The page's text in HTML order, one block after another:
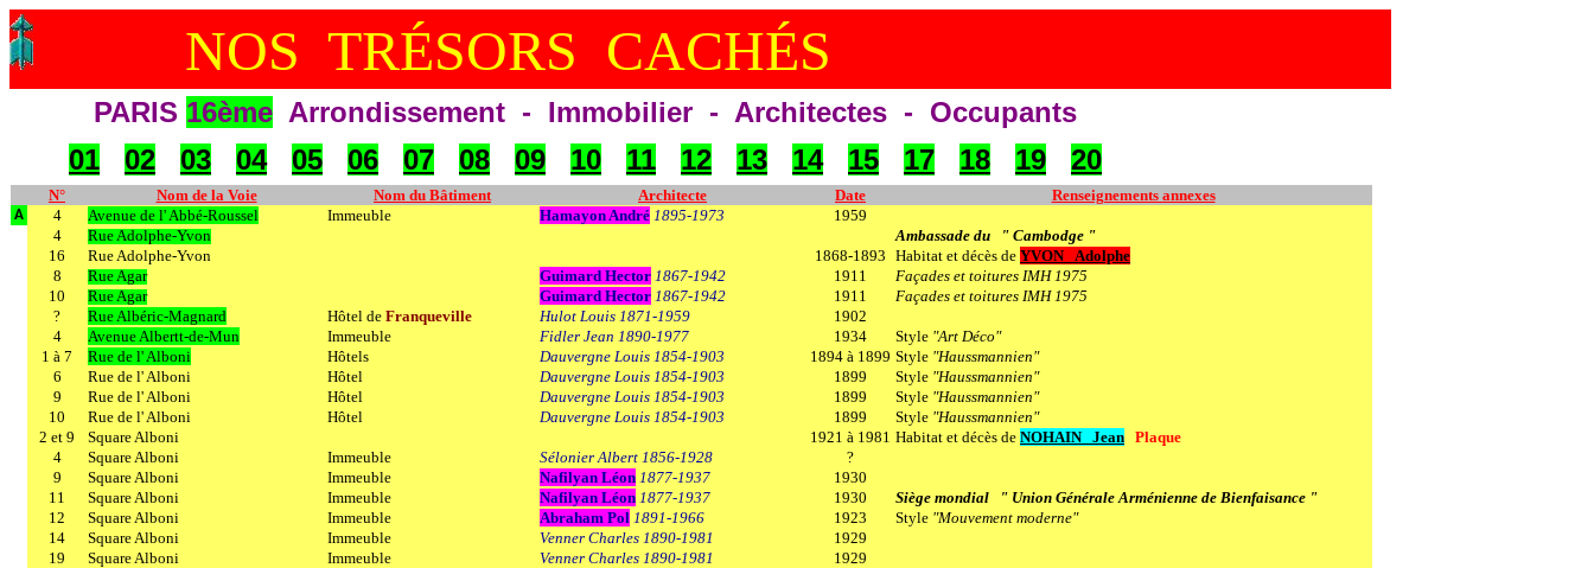
NOS TRÉSORS CACHÉS
PARIS 16ème Arrondissement - Immobilier - Architectes - Occupants
01
02 03 04 05 06 07 08 09 10 11 12 13 14 15 17 18 19 20
N° Nom de la Voie Nom du Bâtiment Architecte Date Renseignements annexes
A 4 Avenue de l' Abbé-Roussel Immeuble Hamayon André 1895-1973
1959
4
Rue Adolphe-Yvon
Ambassade du " Cambodge "
16
Rue Adolphe-Yvon 1868-1893 Habitat et décès de YVON Adolphe
8
Rue Agar Guimard Hector 1867-1942 1911
Façades et toitures IMH 1975
10
Rue Agar Guimard Hector 1867-1942 1911
Façades et toitures IMH 1975
?
Rue Albéric-Magnard Hôtel de Franqueville Hulot Louis 1871-1959
1902
4
Avenue Albertt-de-Mun Immeuble Fidler Jean 1890-1977 1934 Style "Art Déco"
1 à 7
Rue de l' Alboni Hôtels Dauvergne Louis 1854-1903 1894 à 1899 Style "Haussmannien"
6
Rue de l' Alboni Hôtel Dauvergne Louis 1854-1903 1899 Style "Haussmannien"
9
Rue de l' Alboni Hôtel Dauvergne Louis 1854-1903 1899 Style "Haussmannien"
10
Rue de l' Alboni Hôtel Dauvergne Louis 1854-1903 1899 Style "Haussmannien"
2 et 9
Square Alboni 1921 à 1981 Habitat et décès de NOHAIN Jean Plaque
4
Square Alboni Immeuble Sélonier Albert 1856-1928
?
9
Square Alboni Immeuble Nafilyan Léon 1877-1937
1930
11
Square Alboni Immeuble Nafilyan Léon 1877-1937 1930
Siège mondial " Union Générale Arménienne de Bienfaisance "
12
Square Alboni Immeuble Abraham Pol 1891-1966 1923 Style "Mouvement moderne"
14
Square Alboni Immeuble Venner Charles 1890-1981
1929
19
Square Alboni Immeuble Venner Charles 1890-1981
1929